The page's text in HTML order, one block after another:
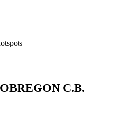
C.B.